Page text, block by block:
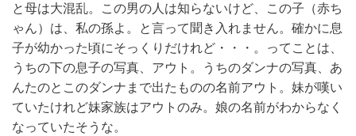
と母は大混乱。この男の人は知らないけど、この子（赤ち
ゃん）は、私の孫よ。と言って聞き入れません。確かに息
子が幼かった頃にそっくりだけれど・・・。ってことは、
うちの下の息子の写真、アウト。うちのダンナの写真、あ
んたのとこのダンナまで出たものの名前アウト。妹が嘆い
ていたけれど妹家族はアウトのみ。娘の名前がわからなく
なっていたそうな。